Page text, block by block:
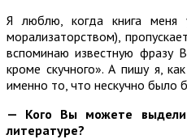
Я люблю, когда книга меня
морализаторством),
вспоминаю известную фразу
кроме скучного». А пишу я,
именно то, что нескучно было
— Кого Вы можете
литературе?